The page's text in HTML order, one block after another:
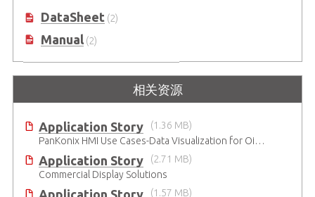
DataSheet(2)
Manual(2)
相关资源
Application Story
(1.36 MB)
PanKonix HMI Use Cases-Data Visualization for Oil & Gas and Water
Application Story
(2.71 MB)
Commercial Display Solutions
Application Story
(1.57 MB)